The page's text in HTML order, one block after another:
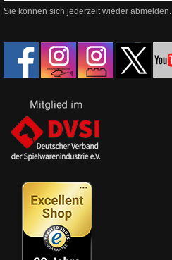
Sie können sich jederzeit wieder abmelden.